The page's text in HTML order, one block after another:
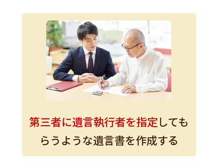
第三者に遺言執行者を指定しても
らうような遺言書を作成する